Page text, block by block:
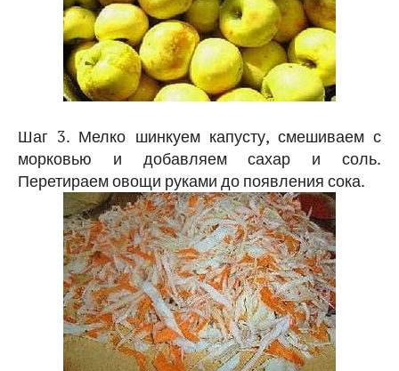
Шаг 3. Мелко шинкуем капусту, смешиваем с
морковью и добавляем сахар и соль.
Перетираем овощи руками до появления сока.